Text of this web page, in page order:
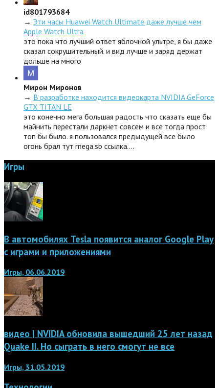
id801793684
→ Эти часы Huawei Watch Ultimate даже лучше чем
Apple Watch Ultra
это пока что лучший ответ яблочной ультре, я бы даже
сказал сокрушительный. и вид лучше и заряд держат
дольше на много
Мирон Миронов
→ В разработке находится видеокарта NVIDIA GeForce
GTX TITAN LE
это конечно мега большая радость что сказать еще бы
майнить перестали даркнет совсем и все тогда прост
топ бы было. я пользовался предыдущей все было
огонь брал тут rnega.sb ссылка.…
Игры
В автомобилях Tesla появится аналог Google Play
с играми и приложениями
Игры, 06.06.2019
видео | NVIDIA обновила вышедший 25 лет назад
Quake II. Но сыграть в него смогут не все
Игры, 31.05.2019